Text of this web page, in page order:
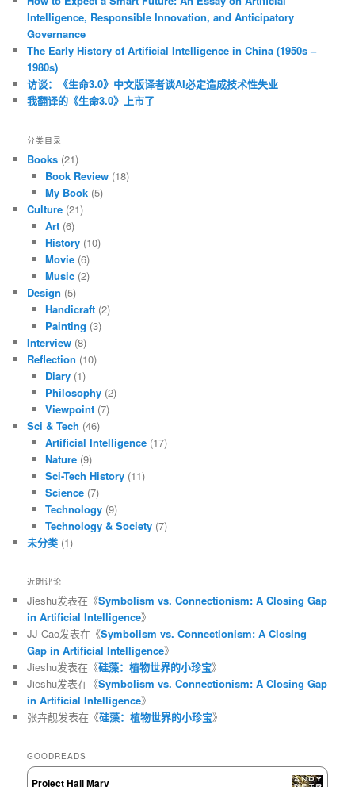
Intelligence, Responsible Innovation, and Anticipatory
Governance
The Early History of Artificial Intelligence in China (1950s –
1980s)
访谈：《生命3.0》中文版译者谈AI必定造成技术性失业
我翻译的《生命3.0》上市了
分类目录
Books (21)
Book Review(18)
My Book(5)
Culture (21)
Art(6)
History(10)
Movie(6)
Music(2)
Design (5)
Handicraft(2)
Painting (3)
Interview (8)
Reflection (10)
Diary(1)
Philosophy(2)
Viewpoint(7)
Sci & Tech (46)
Artificial Intelligence(17)
Nature(9)
Sci-Tech History(11)
Science(7)
Technology(9)
Technology & Society(7)
未分类 (1)
近期评论
Jieshu发表在《Symbolism vs. Connectionism: A Closing Gap
in Artificial Intelligence》
JJ Cao发表在《Symbolism vs. Connectionism: A Closing
Gap in Artificial Intelligence》
Jieshu发表在《硅藻：植物世界的小珍宝》
Jieshu发表在《Symbolism vs. Connectionism: A Closing Gap
in Artificial Intelligence》
张卉靓发表在《硅藻：植物世界的小珍宝》
GOODREADS
Project Hail Mary